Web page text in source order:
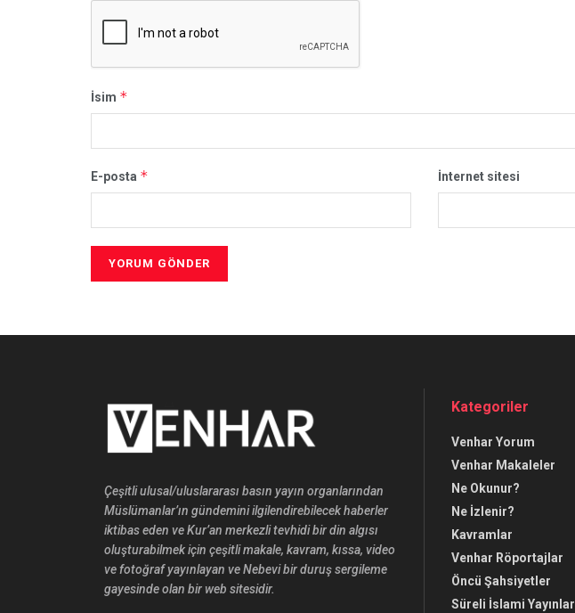
İsim *
E-posta * İnternet sitesi
Çeşitli ulusal/uluslararası basın yayın organlarından
Müslümanlar’ın gündemini ilgilendirebilecek haberler
iktibas eden ve Kur’an merkezli tevhidi bir din algısı
oluşturabilmek için çeşitli makale, kavram, kıssa, video
ve fotoğraf yayınlayan ve Nebevi bir duruş sergileme
gayesinde olan bir web sitesidir.
Kategoriler
Venhar Yorum
Venhar Makaleler
Ne Okunur?
Ne İzlenir?
Kavramlar
Venhar Röportajlar
Öncü Şahsiyetler
Süreli İslami Yayınlar